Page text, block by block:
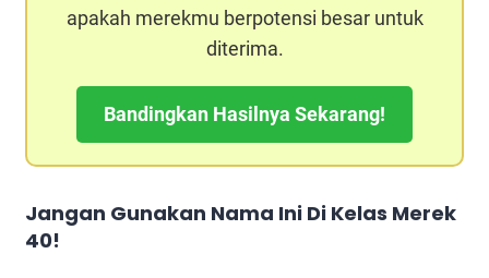
apakah merekmu berpotensi besar untuk
diterima.
Bandingkan Hasilnya Sekarang!
Jangan Gunakan Nama Ini Di Kelas Merek
40!